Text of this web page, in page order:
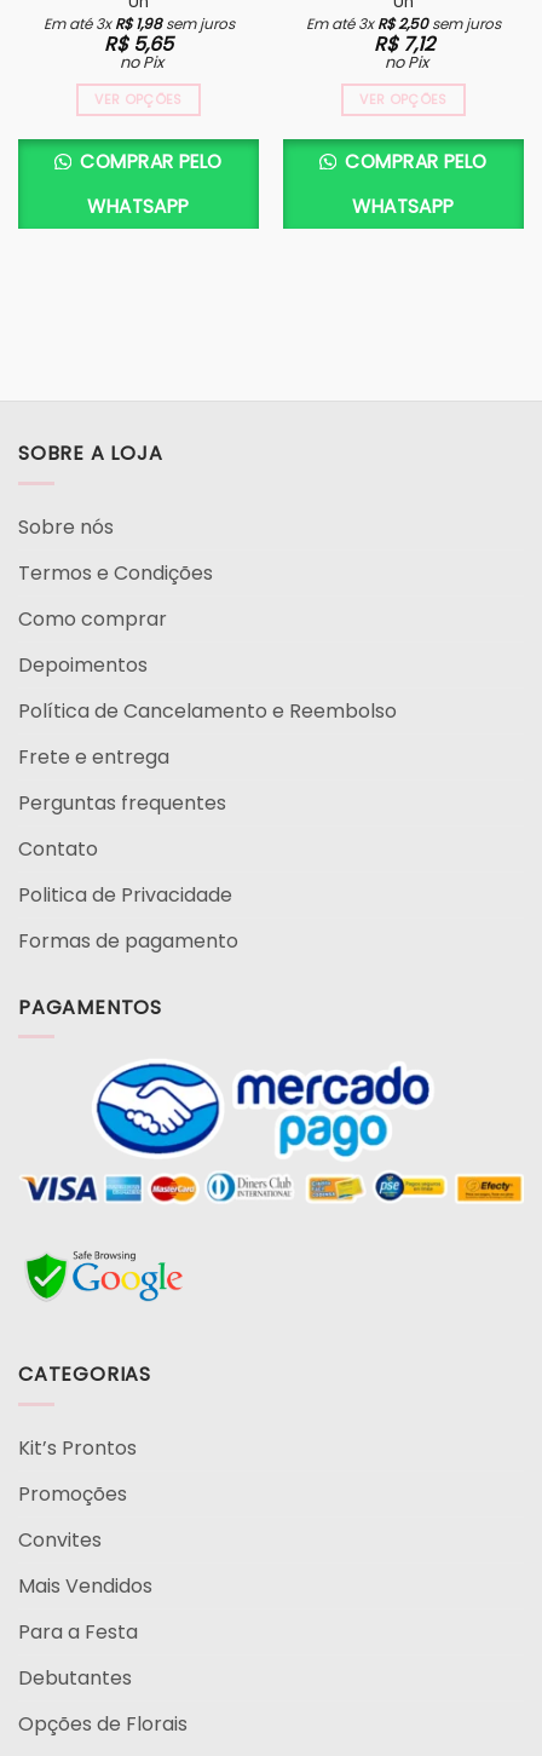
Em até 3xR$1,98sem juros
R$5,65
no Pix
VER OPÇÕES
COMPRAR PELO
WHATSAPP
Em até 3xR$2,50sem juros
R$7,12
no Pix
VER OPÇÕES
COMPRAR PELO
WHATSAPP
SOBRE A LOJA
Sobre nós
Termos e Condições
Como comprar
Depoimentos
Política de Cancelamento e Reembolso
Frete e entrega
Perguntas frequentes
Contato
Politica de Privacidade
Formas de pagamento
PAGAMENTOS
CATEGORIAS
Kit’s Prontos
Promoções
Convites
Mais Vendidos
Para a Festa
Debutantes
Opções de Florais